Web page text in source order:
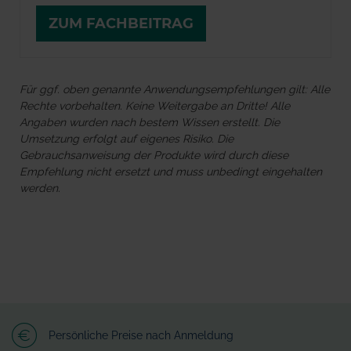
ZUM FACHBEITRAG
Für ggf. oben genannte Anwendungsempfehlungen gilt: Alle
Rechte vorbehalten. Keine Weitergabe an Dritte! Alle
Angaben wurden nach bestem Wissen erstellt. Die
Umsetzung erfolgt auf eigenes Risiko. Die
Gebrauchsanweisung der Produkte wird durch diese
Empfehlung nicht ersetzt und muss unbedingt eingehalten
werden.
Persönliche Preise nach Anmeldung